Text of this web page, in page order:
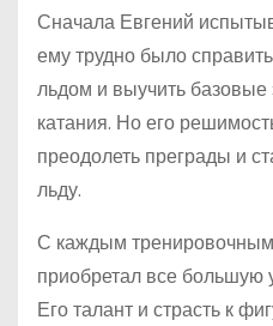
Сначала Евгений
ему трудно было
льдом и выучить
катания. Но его
преодолеть преграды и
льду.
С каждым
приобретал все большую
Его талант и страсть к